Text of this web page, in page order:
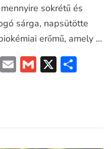
sokrétű és
sárga, napsütötte
erőmű, amely …
ViberEmailGmail
X